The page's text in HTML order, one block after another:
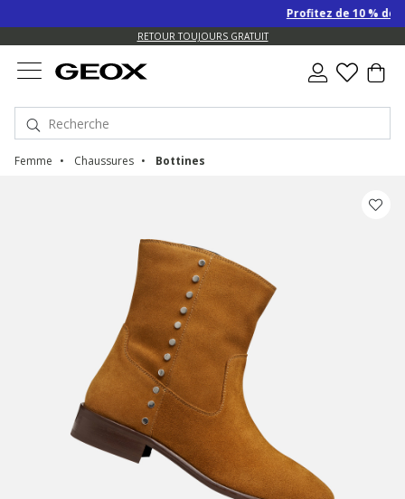
Profitez de 10 % de
RETOUR TOUJOURS GRATUIT
Femme Chaussures Bottines